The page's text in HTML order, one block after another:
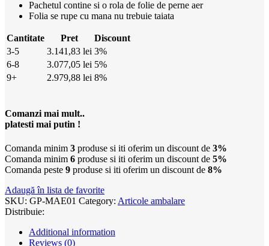
Pachetul contine si o rola de folie de perne aer
Folia se rupe cu mana nu trebuie taiata
Cantitate Pret
Discount
3-5
3.141,83 lei 3%
6-8
3.077,05 lei 5%
9+
2.979,88 lei 8%
Comanzi mai mult..
platesti mai putin !
Comanda minim 3 produse si iti oferim un discount de 3%
Comanda minim 6 produse si iti oferim un discount de 5%
Comanda peste 9 produse si iti oferim un discount de 8%
Adaugă în lista de favorite
SKU: GP-MAE01 Category: Articole ambalare
Distribuie:
Additional information
Reviews (0)